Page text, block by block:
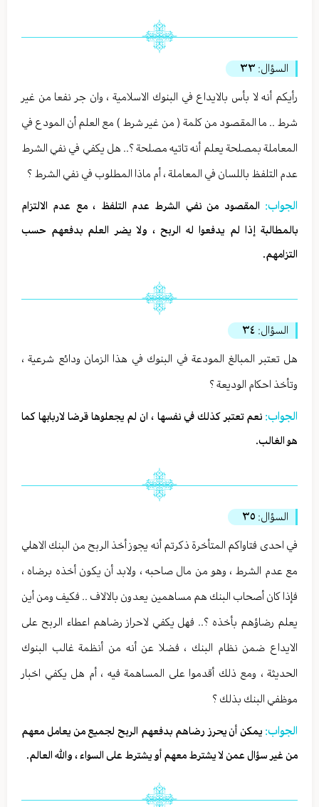
السؤال: ٣٣
رأيكم أنه لا بأس بالايداع في البنوك الاسلامية ، وان جر نفعا من غير
شرط .. ما المقصود من كلمة ( من غير شرط ) مع العلم أن المودع في
المعاملة بمصلحة يعلم أنه تاتيه مصلحة ؟.. هل يكفي في نفي الشرط
عدم التلفظ باللسان في المعاملة ، أم ماذا المطلوب في نفي الشرط ؟
الجواب: المقصود من نفي الشرط عدم التلفظ ، مع عدم الالتزام
بالمطالبة إذا لم يدفعوا له الربح ، ولا يضر العلم بدفعهم حسب
التزامهم.
السؤال: ٣٤
هل تعتبر المبالغ المودعة في البنوك في هذا الزمان ودائع شرعية ،
وتأخذ احكام الوديعة ؟
الجواب:نعم تعتبر كذلك في نفسها ، ان لم يجعلوها قرضا لاربابها كما
هو الغالب.
السؤال: ٣٥
في احدى فتاواكم المتأخرة ذكرتم أنه يجوز أخذ الربح من البنك الاهلي
مع عدم الشرط ، وهو من مال صاحبه ، ولابد أن يكون أخذه برضاه ،
فإذا كان أصحاب البنك هم مساهمين يعدون بالالاف .. فكيف ومن أين
يعلم رضاؤهم بأخذه ؟.. فهل يكفي لاحراز رضاهم اعطاء الربح على
الايداع ضمن نظام البنك ، فضلا عن أنه من أنظمة غالب البنوك
الحديثة ، ومع ذلك أقدموا على المساهمة فيه ، أم هل يكفي اخبار
موظفي البنك بذلك ؟
الجواب: يمكن أن يحرز رضاهم بدفعهم الربح لجميع من يعامل معهم
من غير سؤال عمن لا يشترط معهم أو يشترط على السواء ، والله العالم.